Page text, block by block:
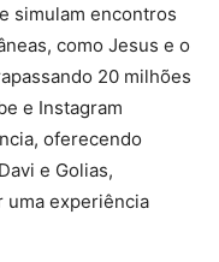
simulam encontros
como Jesus e o
20 milhões
e Instagram
oferecendo
e Golias,
uma experiência